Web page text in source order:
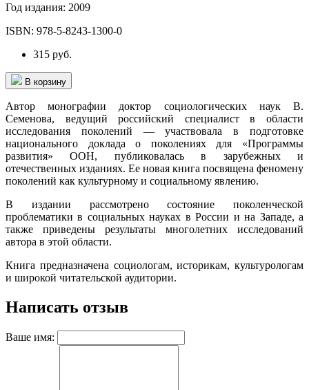
Год издания: 2009
ISBN: 978-5-8243-1300-0
315 руб.
В корзину
Автор монографии доктор социологических наук В.
Семенова, ведущий российский специалист в области
исследования поколений — участвовала в подготовке
национального доклада о поколениях для «Программы
развития» ООН, публиковалась в зарубежных и
отечественных изданиях. Ее новая книга посвящена феномену
поколений как культурному и социальному явлению.
В издании рассмотрено состояние поколенческой
проблематики в социальных науках в России и на Западе, а
также приведены результаты многолетних исследований
автора в этой области.
Книга предназначена социологам, историкам, культурологам
и широкой читательской аудитории.
Написать отзыв
Ваше имя: